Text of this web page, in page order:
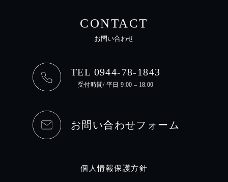
CONTACT
お問い合わせ
TEL 0944-78-1843
受付時間/ 平日 9:00 – 18:00
お問い合わせフォーム
個人情報保護方針